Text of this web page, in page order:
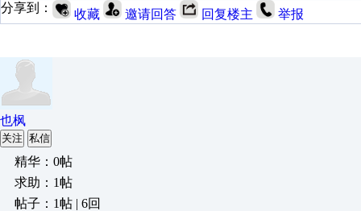
分享到： 收藏 邀请回答 回复楼主 举报
也枫
关注 私信
精华：0帖
求助：1帖
帖子：1帖 | 6回